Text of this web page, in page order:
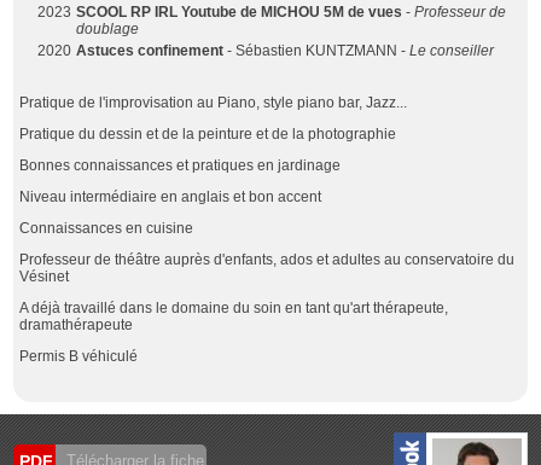
2023 SCOOL RP IRL Youtube de MICHOU 5M de vues -Professeur de
doublage
2020 Astuces confinement - Sébastien KUNTZMANN -Le conseiller
Pratique de l'improvisation au Piano, style piano bar, Jazz...
Pratique du dessin et de la peinture et de la photographie
Bonnes connaissances et pratiques en jardinage
Niveau intermédiaire en anglais et bon accent
Connaissances en cuisine
Professeur de théâtre auprès d'enfants, ados et adultes au conservatoire du
Vésinet
A déjà travaillé dans le domaine du soin en tant qu'art thérapeute,
dramathérapeute
Permis B véhiculé
Télécharger la fiche